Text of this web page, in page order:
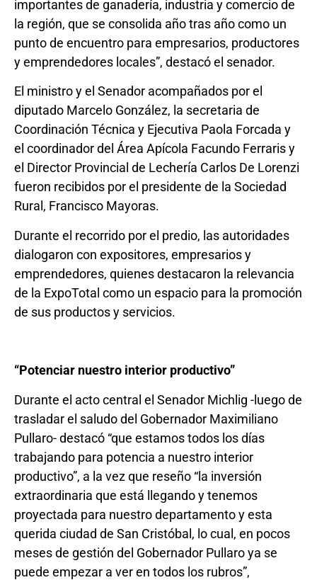
importantes de ganadería, industria y comercio de
la región, que se consolida año tras año como un
punto de encuentro para empresarios, productores
y emprendedores locales”, destacó el senador.
El ministro y el Senador acompañados por el
diputado Marcelo González, la secretaria de
Coordinación Técnica y Ejecutiva Paola Forcada y
el coordinador del Área Apícola Facundo Ferraris y
el Director Provincial de Lechería Carlos De Lorenzi
fueron recibidos por el presidente de la Sociedad
Rural, Francisco Mayoras.
Durante el recorrido por el predio, las autoridades
dialogaron con expositores, empresarios y
emprendedores, quienes destacaron la relevancia
de la ExpoTotal como un espacio para la promoción
de sus productos y servicios.
“Potenciar nuestro interior productivo”
Durante el acto central el Senador Michlig -luego de
trasladar el saludo del Gobernador Maximiliano
Pullaro- destacó “que estamos todos los días
trabajando para potencia a nuestro interior
productivo”, a la vez que reseño “la inversión
extraordinaria que está llegando y tenemos
proyectada para nuestro departamento y esta
querida ciudad de San Cristóbal, lo cual, en pocos
meses de gestión del Gobernador Pullaro ya se
puede empezar a ver en todos los rubros”,